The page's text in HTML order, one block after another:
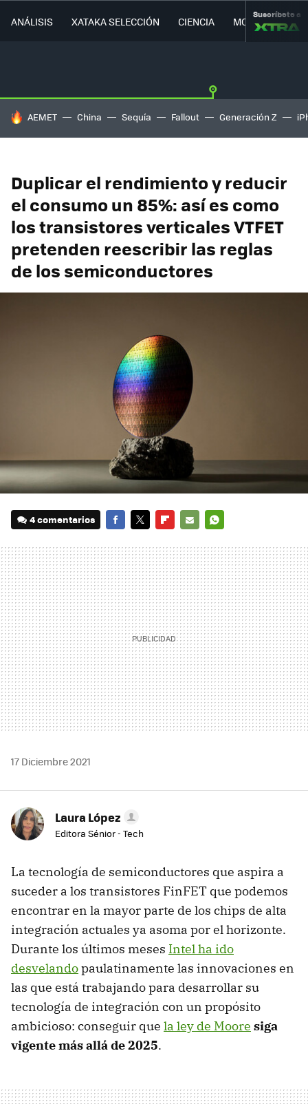
ANÁLISIS XATAKA SELECCIÓN CIENCIA MOVILIDAD
Suscríbete a
HOY SE HABLA DE
AEMET China Sequía Fallout Generación Z
Duplicar el rendimiento y reducir
el consumo un 85%: así es como
los transistores verticales VTFET
pretenden reescribir las reglas
de los semiconductores
4 comentarios
MAIL
17 Diciembre 2021
Laura López
Editora Sénior - Tech
La tecnología de semiconductores que aspira a
suceder a los transistores FinFET que podemos
encontrar en la mayor parte de los chips de alta
integración actuales ya asoma por el horizonte.
Durante los últimos meses Intel ha ido
desvelandopaulatinamente las innovaciones en
las que está trabajando para desarrollar su
tecnología de integración con un propósito
ambicioso: conseguir que la ley de Moore siga
vigente más allá de 2025.